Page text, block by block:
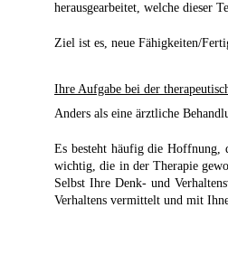
herausgearbeitet, welche dieser
Ziel ist es, neue Fähigkeiten/
Ihre Aufgabe bei der
Anders als eine ärztliche
Es besteht häufig die Hoffnung,
wichtig, die in der Therapie
Selbst Ihre Denk- und
Verhaltens vermittelt und mit